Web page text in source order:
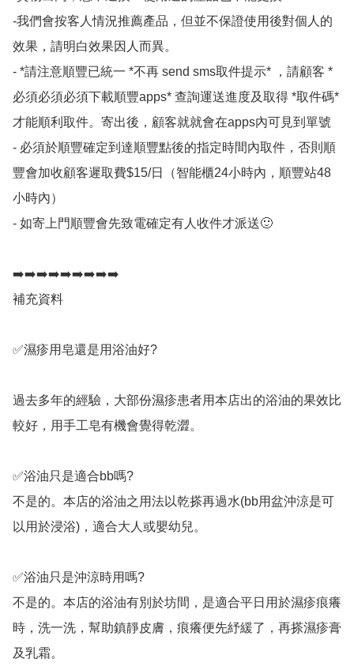
-我們會按客人情況推薦產品，但並不保證使用後對個人的
效果，請明白效果因人而異。
- *請注意順豐已統一 *不再 send sms取件提示* ，請顧客 *
必須必須必須下載順豐apps* 查詢運送進度及取得 *取件碼*
才能順利取件。寄出後，顧客就就會在apps內可見到單號
- 必須於順豐確定到達順豐點後的指定時間內取件，否則順
豐會加收顧客遲取費$15/日（智能櫃24小時內，順豐站48
小時內）
- 如寄上門順豐會先致電確定有人收件才派送🙂
➡️➡️➡️➡️➡️➡️➡️➡️➡️
補充資料
✅濕疹用皂還是用浴油好?
過去多年的經驗，大部份濕疹患者用本店出的浴油的果效比
較好，用手工皂有機會覺得乾澀。
✅浴油只是適合bb嗎?
不是的。本店的浴油之用法以乾搽再過水(bb用盆沖涼是可
以用於浸浴)，適合大人或嬰幼兒。
✅浴油只是沖涼時用嗎?
不是的。本店的浴油有別於坊間，是適合平日用於濕疹痕癢
時，洗一洗，幫助鎮靜皮膚，痕癢便先紓緩了，再搽濕疹膏
及乳霜。